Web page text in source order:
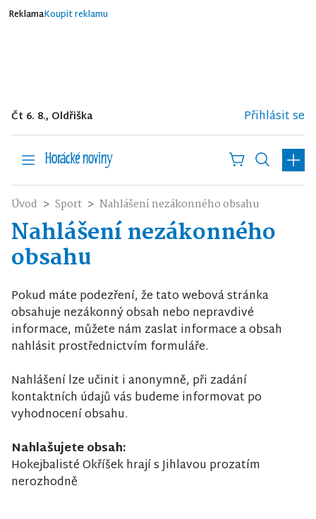
ReklamaKoupit reklamu
Čt 6. 8., Oldřiška Přihlásit se
Úvod Sport Nahlášení nezákonného obsahu
Nahlášení nezákonného
obsahu
Pokud máte podezření, že tato webová stránka
obsahuje nezákonný obsah nebo nepravdivé
informace, můžete nám zaslat informace a obsah
nahlásit prostřednictvím formuláře.
Nahlášení lze učinit i anonymně, při zadání
kontaktních údajů vás budeme informovat po
vyhodnocení obsahu.
Nahlašujete obsah:
Hokejbalisté Okříšek hrají s Jihlavou prozatím
nerozhodně